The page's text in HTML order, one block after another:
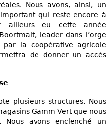
Nous avons, ainsi, un
qui reste encore à
ailleurs eu cette année
leader dans l’orge
la coopérative agricole
de donner un accès
plusieurs structures. Nous
Gamm Vert que nous
avons enclenché un